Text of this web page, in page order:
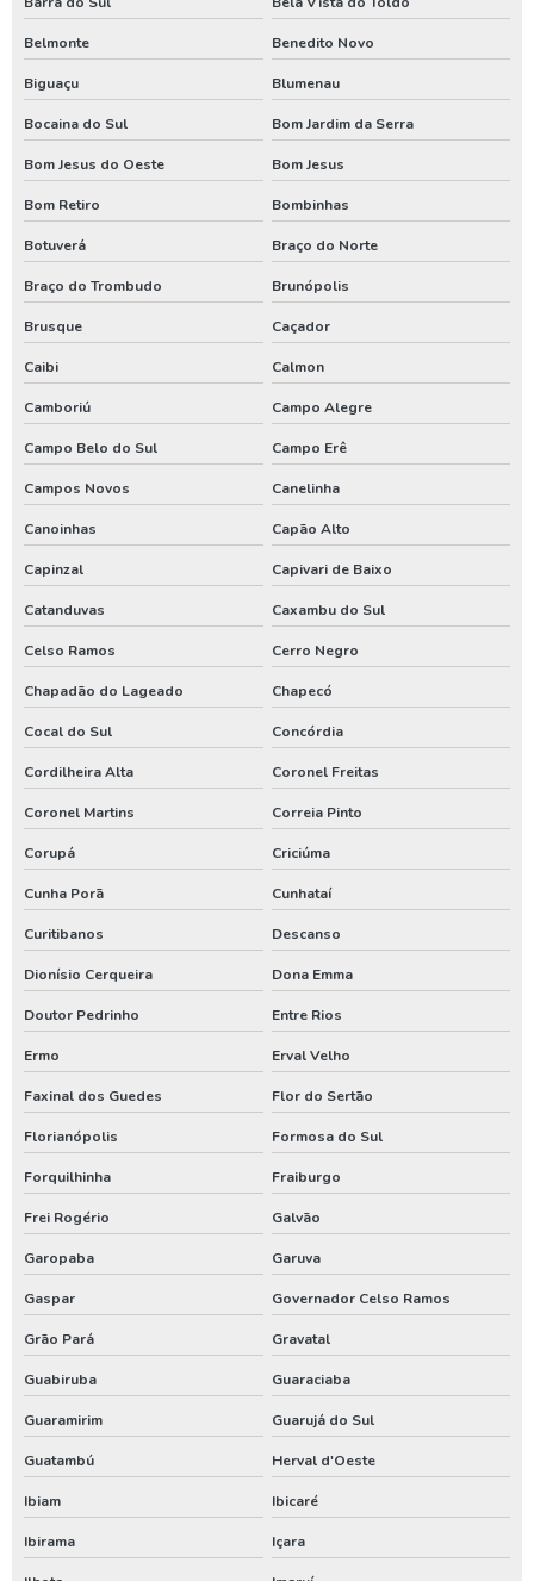
Serviço de limpeza de poço artesiano
Serviço de perfuração de poços artesianos
Teste de vazão poço
Teste de vazão poço artesiano
Tratamento de água de poço artesiano
Valor de outorga de poço artesiano
Valor de perfuração de poço artesiano
Instalação de poço
Tubulação para poço artesiano
Aluguel de compressor de ar
Aluguel de gerador para eventos
Aluguel de geradores
Compressor locação
Gerador de energia a diesel aluguel
Gerador de energia a diesel locação
Gerador de energia aluguel
Gerador de energia aluguel preço
Gerador de energia locação
Locação de compressor de ar
Locação de compressor de ar a diesel
Locação de compressor de ar comprimido
Locação de gerador
Locação de gerador de energia
Valor locação gerador de energia
Aluguel de compressor de ar em sc
Aluguel de compressor de ar no pr
Aluguel de compressor de ar no rs
Análise de água de poço santa catarina
Análise de água de poço em sc
Belmonte Benedito Novo
Biguaçu Blumenau
Bocaina do Sul Bom Jardim da Serra
Bom Jesus do Oeste Bom Jesus
Bom Retiro Bombinhas
Botuverá Braço do Norte
Braço do Trombudo Brunópolis
Brusque Caçador
Caibi Calmon
Camboriú Campo Alegre
Campo Belo do Sul Campo Erê
Campos Novos Canelinha
Canoinhas Capão Alto
Capinzal Capivari de Baixo
Catanduvas Caxambu do Sul
Celso Ramos Cerro Negro
Chapadão do Lageado Chapecó
Cocal do Sul Concórdia
Cordilheira Alta Coronel Freitas
Coronel Martins Correia Pinto
Corupá Criciúma
Cunha Porã Cunhataí
Curitibanos Descanso
Dionísio Cerqueira Dona Emma
Doutor Pedrinho Entre Rios
Ermo Erval Velho
Faxinal dos Guedes Flor do Sertão
Florianópolis Formosa do Sul
Forquilhinha Fraiburgo
Frei Rogério Galvão
Garopaba Garuva
Gaspar Governador Celso Ramos
Grão Pará Gravatal
Guabiruba Guaraciaba
Guaramirim Guarujá do Sul
Guatambú Herval d'Oeste
Ibiam Ibicaré
Ibirama Içara